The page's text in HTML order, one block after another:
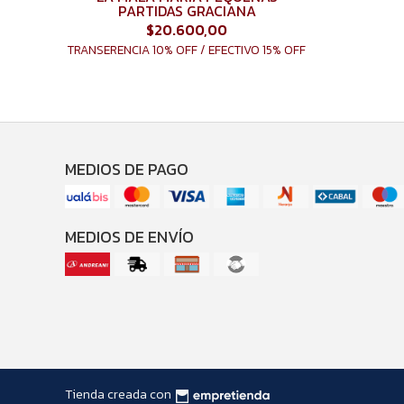
PARTIDAS GRACIANA
$20.600,00
TRANSERENCIA 10% OFF / EFECTIVO 15% OFF
MEDIOS DE PAGO
MEDIOS DE ENVÍO
Tienda creada con